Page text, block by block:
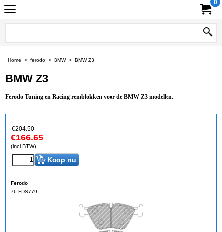
0
Home > ferodo > BMW> BMW Z3
BMW Z3
Ferodo Tuning en Racing remblokken voor de BMW Z3 modellen.
€204.50
€166.65
(incl BTW)
Koop nu
Ferodo
76-FDS779